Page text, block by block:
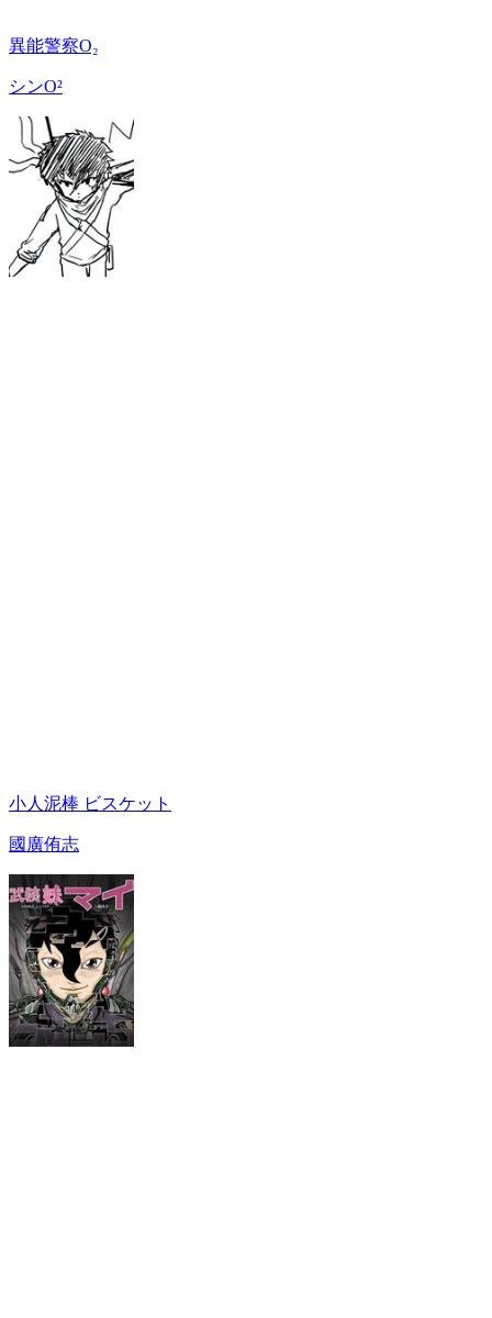
異能警察O₂
シンO²
小人泥棒 ビスケット
國廣侑志